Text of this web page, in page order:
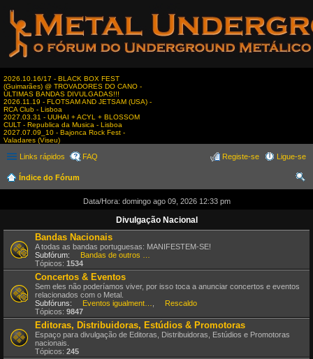
2026.10.16/17 - BLACK BOX FEST
(Guimarães) @ TROVADORES DO CANO -
ÚLTIMAS BANDAS DIVULGADAS!!!
2026.11.19 - FLOTSAM AND JETSAM (USA) -
RCA Club - Lisboa
2027.03.31 - UUHAI + ACYL + BLOSSOM
CULT - Republica da Musica - Lisboa
2027.07.09_10 - Bajonca Rock Fest -
Valadares (Viseu)
Links rápidos FAQ Ligue-se
Registe-se
Índice do Fórum
Data/Hora: domingo ago 09, 2026 12:33 pm
Divulgação Nacional
Bandas Nacionais
A todas as bandas portuguesas: MANIFESTEM-SE!
Subfórum:
Tópicos: 1534
Concertos & Eventos
Sem eles não poderíamos viver, por isso toca a anunciar concertos e eventos
relacionados com o Metal.
Subfóruns:
Rescaldo
Tópicos: 9847
Editoras, Distribuidoras, Estúdios & Promotoras
Espaço para divulgação de Editoras, Distribuidoras, Estúdios e Promotoras
nacionais.
Tópicos: 245